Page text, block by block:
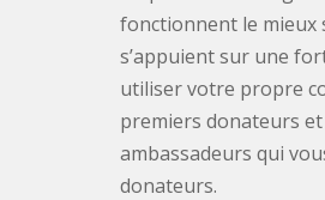
fonctionnent le mieux
s’appuient sur une
utiliser votre propre
premiers donateurs
ambassadeurs qui
donateurs.